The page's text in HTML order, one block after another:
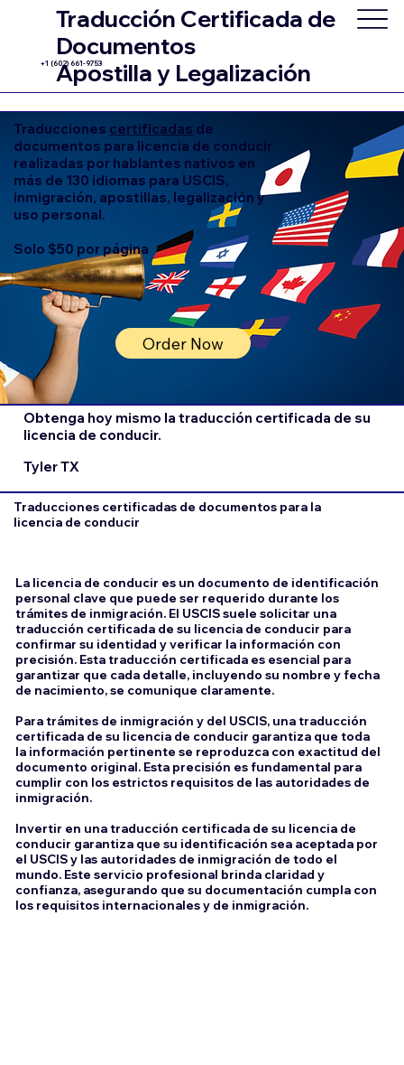
Traducción Certificada de
Documentos
Apostilla y Legalización
+1 (602) 661-9753
Traducciones certificadas de
documentos para licencia de conducir
realizadas por hablantes nativos en
más de 130 idiomas para USCIS,
inmigración, apostillas, legalización y
uso personal.
Solo $50 por página
Order Now
Obtenga hoy mismo la traducción certificada de su
licencia de conducir.
Tyler TX
Traducciones certificadas de documentos para la
licencia de conducir
La licencia de conducir es un documento de identificación
personal clave que puede ser requerido durante los
trámites de inmigración. El USCIS suele solicitar una
traducción certificada de su licencia de conducir para
confirmar su identidad y verificar la información con
precisión. Esta traducción certificada es esencial para
garantizar que cada detalle, incluyendo su nombre y fecha
de nacimiento, se comunique claramente.
Para trámites de inmigración y del USCIS, una traducción
certificada de su licencia de conducir garantiza que toda
la información pertinente se reproduzca con exactitud del
documento original. Esta precisión es fundamental para
cumplir con los estrictos requisitos de las autoridades de
inmigración.
Invertir en una traducción certificada de su licencia de
conducir garantiza que su identificación sea aceptada por
el USCIS y las autoridades de inmigración de todo el
mundo. Este servicio profesional brinda claridad y
confianza, asegurando que su documentación cumpla con
los requisitos internacionales y de inmigración.